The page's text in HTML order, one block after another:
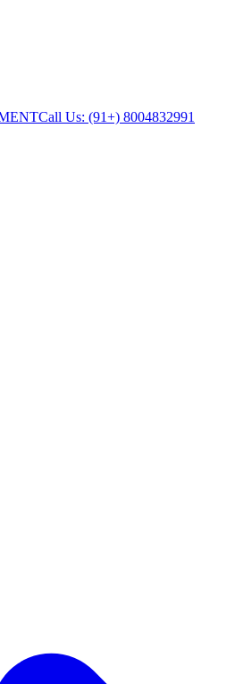
Call Us: (91+) 8004832991